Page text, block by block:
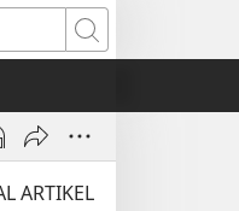
Zoeken
ARTIKEL